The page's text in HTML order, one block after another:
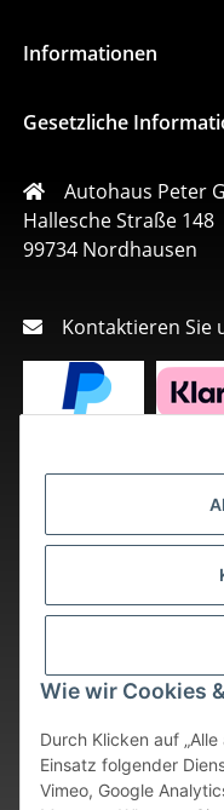
Wie wir Cookies
Durch Klicken auf
Einsatz folgender
Vimeo, Google
Informationen
Gesetzliche
Autohaus Peter
Hallesche Straße 148
99734 Nordhausen
Kontaktieren Sie